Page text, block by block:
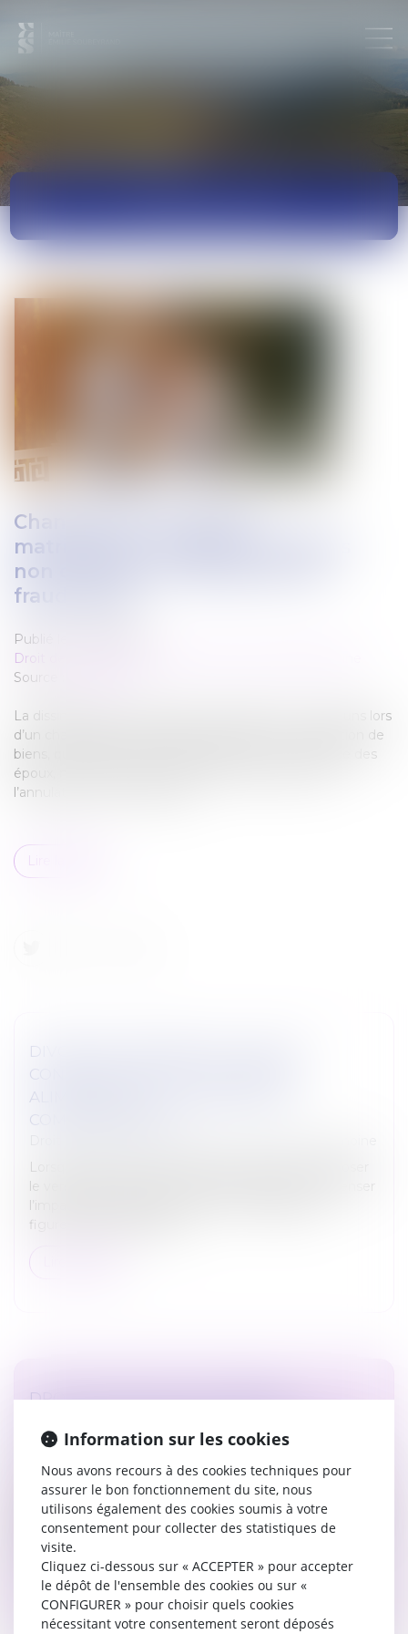
Changement de régime
matrimonial : l’omission d’enfants
non communs n’est pas en soi
frauduleuse
Publié le :
Droit de la famille, des personnes et de leur patrimoine
Source :
La dissimulation de l’existence d’enfants non communs lors
d’un changement de régime au profit d’une séparation de
biens, qui n’induit aucun avantage pour l’un ou l’autre des
époux, n’est pas constitutive d’une fraude justifiant
l’annulation de la convention...
Lire la suite
DIVORCE ET REMARIAGE : QUELLES
CONSÉQUENCES SUR LA PENSION
ALIMENTAIRE ET LA PRESTATION
COMPENSATOIRE ?
Lorsqu’un divorce est prononcé, le juge peut imposer
le versement de sommes d’argent afin de compenser
l’impact de la séparation. Parmi ces obligations
figurent la pension alime...
DROIT DE VISITE ET PLACEMENT
PAROLE DES MINEURS ?
Droit de la famille, des personnes et de leur patrimoine
Si des enfants mineurs sont placés, les parents
peuvent toujours, sous conditions, bénéficier d’un droit
de visite. Malgré leur minorité, les mineurs ont le droit
d’être entendu...
Lire la suite
Information sur les cookies
Nous avons recours à des cookies techniques pour
assurer le bon fonctionnement du site, nous
utilisons également des cookies soumis à votre
consentement pour collecter des statistiques de
visite.
Cliquez ci-dessous sur « ACCEPTER » pour accepter
le dépôt de l'ensemble des cookies ou sur «
CONFIGURER » pour choisir quels cookies
nécessitant votre consentement seront déposés